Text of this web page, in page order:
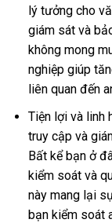
lý tưởng cho
giám sát và
không mong
nghiệp giúp
liên quan đến
Tiện lợi và linh
truy cập và
Bất kể bạn ở
kiểm soát và
này mang lại
bạn kiểm soát